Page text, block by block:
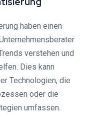
haben einen
verstehen und
Dies kann
Technologien, die
oder die
umfassen.